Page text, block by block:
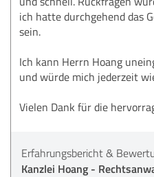
ich hatte durchgehend das
sein.
Ich kann Herrn Hoang
und würde mich jederzeit
Vielen Dank für die
Erfahrungsbericht &
Kanzlei Hoang -